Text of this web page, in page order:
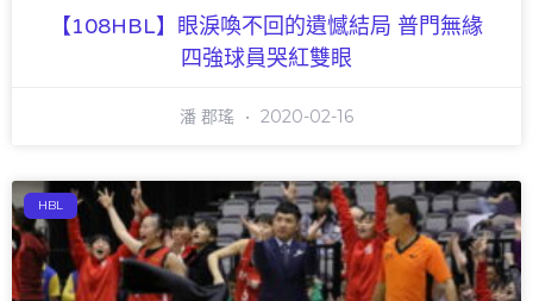
【108HBL】眼淚喚不回的遺憾結局 普門無緣
四強球員哭紅雙眼
潘 郡瑤 2020-02-16
HBL